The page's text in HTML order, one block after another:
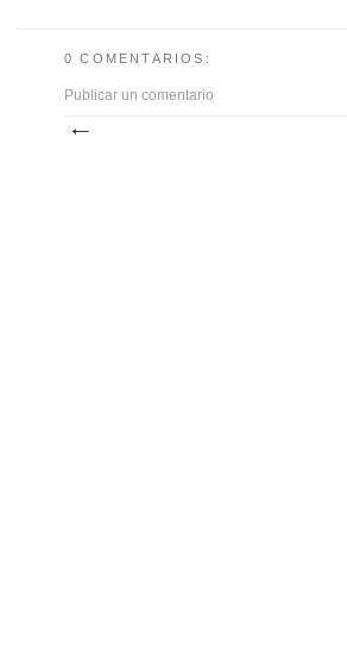
0 COMENTARIOS:
Publicar un comentario